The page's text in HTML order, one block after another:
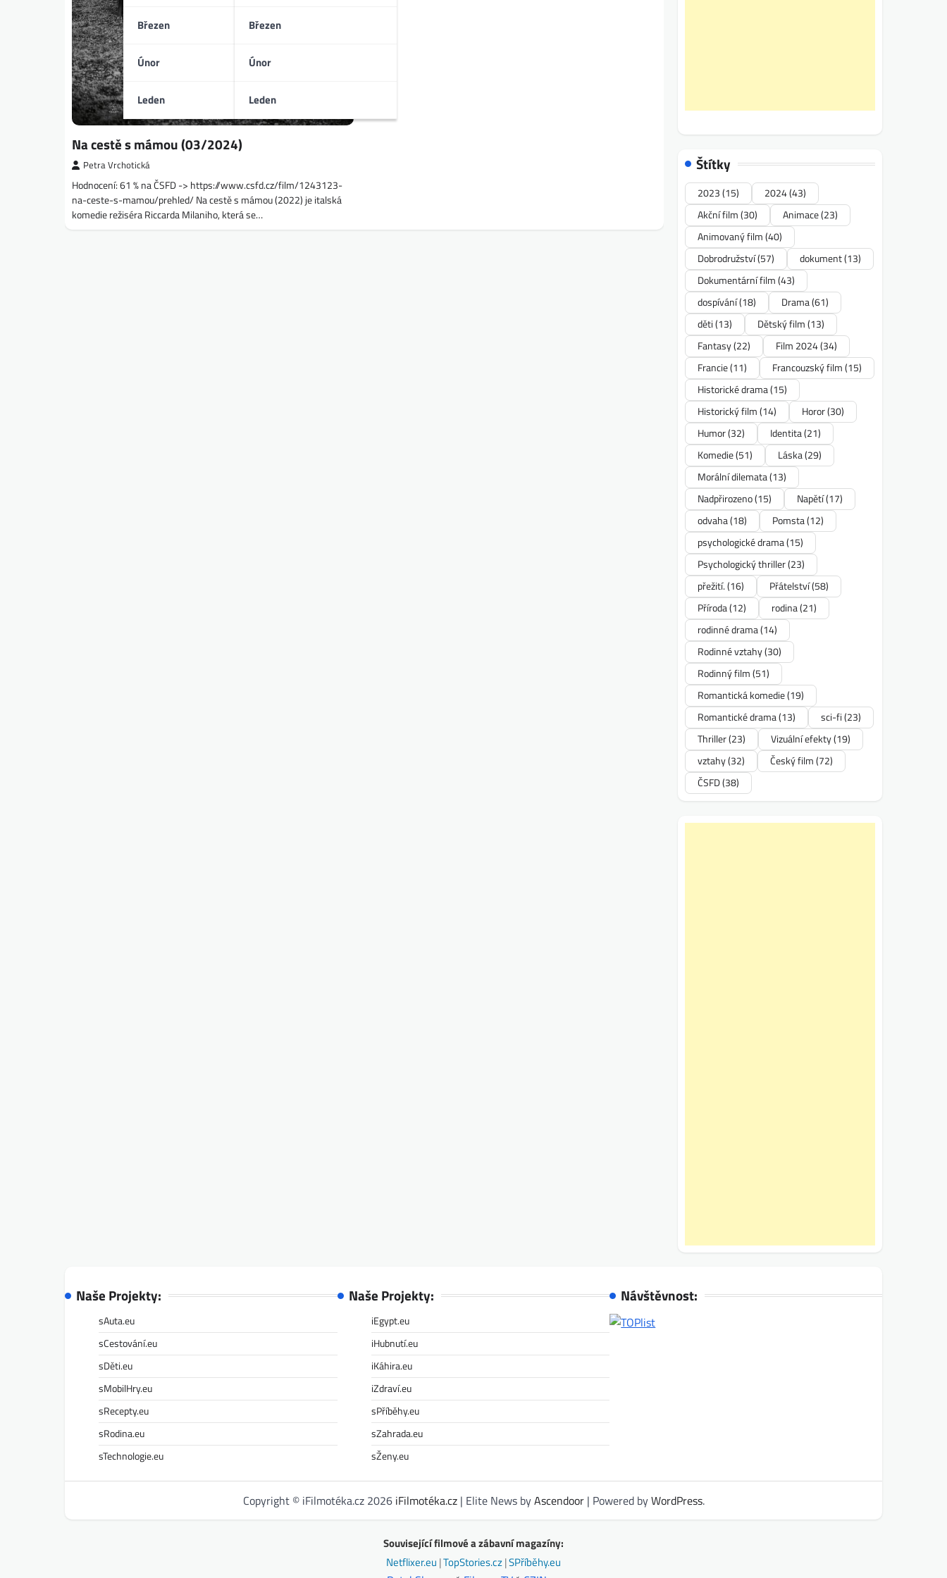
Březen
Únor
Leden
Březen
Únor
Leden
Na cestě s mámou (03/2024)
Petra Vrchotická
Hodnocení: 61 % na ČSFD -> https://www.csfd.cz/film/1243123-
na-ceste-s-mamou/prehled/ Na cestě s mámou (2022) je italská
komedie režiséra Riccarda Milaniho, která se…
Štítky
2023(15) 2024(43)
Akční film(30) Animace(23)
Animovaný film(40)
Dobrodružství(57) dokument(13)
Dokumentární film(43)
dospívání(18) Drama(61)
děti(13) Dětský film(13)
Fantasy(22) Film 2024(34)
Francie(11) Francouzský film(15)
Historické drama(15)
Historický film(14) Horor(30)
Humor(32) Identita(21)
Komedie(51) Láska(29)
Morální dilemata(13)
Nadpřirozeno(15) Napětí(17)
odvaha(18) Pomsta(12)
psychologické drama(15)
Psychologický thriller(23)
přežití.(16) Přátelství(58)
Příroda(12) rodina(21)
rodinné drama(14)
Rodinné vztahy(30)
Rodinný film(51)
Romantická komedie(19)
Romantické drama(13) sci-fi(23)
Thriller(23) Vizuální efekty(19)
vztahy(32) Český film(72)
ČSFD(38)
Naše Projekty:
sAuta.eu
sCestování.eu
sDěti.eu
sMobilHry.eu
sRecepty.eu
sRodina.eu
sTechnologie.eu
Naše Projekty:
iEgypt.eu
iHubnutí.eu
iKáhira.eu
iZdraví.eu
sPříběhy.eu
sZahrada.eu
sŽeny.eu
Návštěvnost:
Copyright © iFilmotéka.cz 2026 iFilmotéka.cz| Elite News byAscendoor| Powered byWordPress.
Související filmové a zábavní magazíny:
Netflixer.eu |TopStories.cz|SPříběhy.eu